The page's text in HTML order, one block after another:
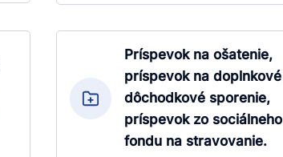
Príspevok na ošatenie,
príspevok na doplnkové
dôchodkové sporenie,
príspevok zo sociálneho
fondu na stravovanie.